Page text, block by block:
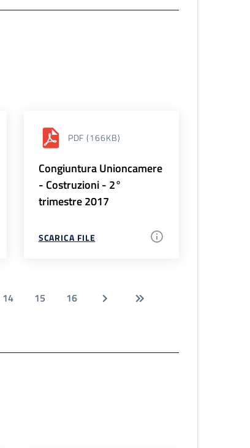
PDF (166KB)
Congiuntura Unioncamere
- Costruzioni - 2°
trimestre 2017
SCARICA FILE
14 15 16